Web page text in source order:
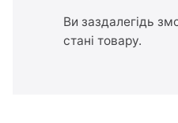
Ви заздалегідь
стані товару.